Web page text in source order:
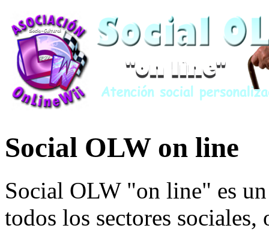
Social OLW on line
Social OLW "on line" es
todos los sectores sociales,